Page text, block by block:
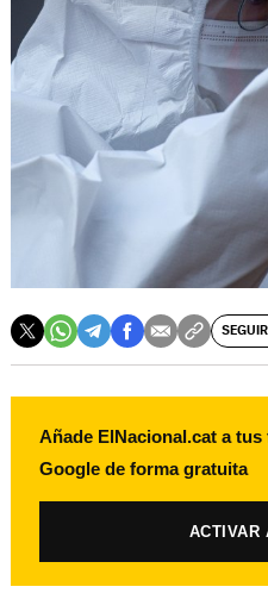
SEGUIR
Añade ElNacional.cat a
Google de forma gratuita
ACTIVAR